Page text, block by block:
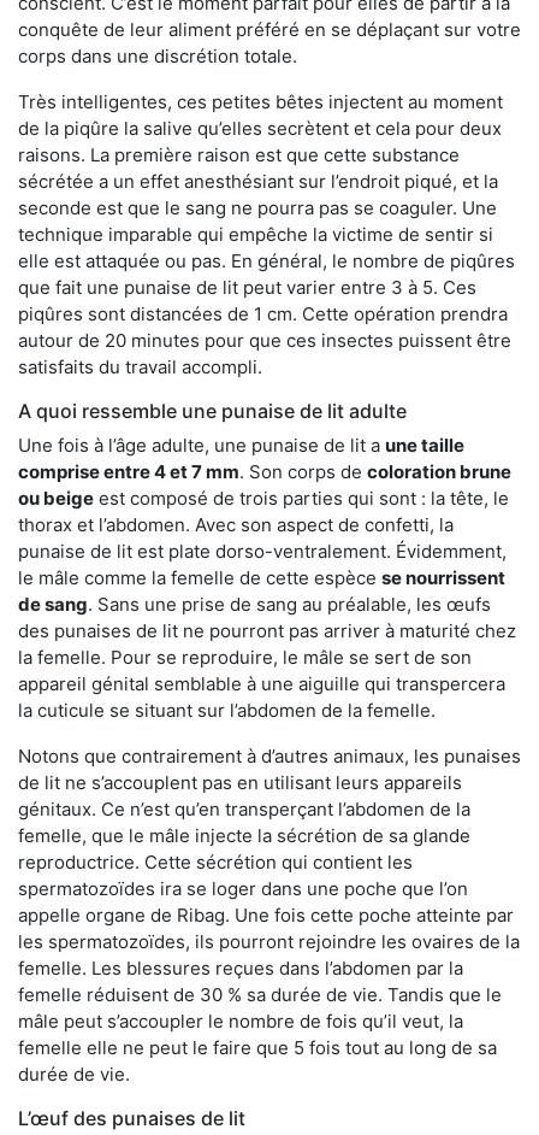
conquête de leur aliment préféré en se déplaçant sur votre
corps dans une discrétion totale.
Très intelligentes, ces petites bêtes injectent au moment
de la piqûre la salive qu’elles secrètent et cela pour deux
raisons. La première raison est que cette substance
sécrétée a un effet anesthésiant sur l’endroit piqué, et la
seconde est que le sang ne pourra pas se coaguler. Une
technique imparable qui empêche la victime de sentir si
elle est attaquée ou pas. En général, le nombre de piqûres
que fait une punaise de lit peut varier entre 3 à 5. Ces
piqûres sont distancées de 1 cm. Cette opération prendra
autour de 20 minutes pour que ces insectes puissent être
satisfaits du travail accompli.
A quoi ressemble une punaise de lit adulte
Une fois à l’âge adulte, une punaise de lit a une taille
comprise entre 4 et 7 mm. Son corps de coloration brune
ou beige est composé de trois parties qui sont : la tête, le
thorax et l’abdomen. Avec son aspect de confetti, la
punaise de lit est plate dorso-ventralement. Évidemment,
le mâle comme la femelle de cette espèce se nourrissent
de sang. Sans une prise de sang au préalable, les œufs
des punaises de lit ne pourront pas arriver à maturité chez
la femelle. Pour se reproduire, le mâle se sert de son
appareil génital semblable à une aiguille qui transpercera
la cuticule se situant sur l’abdomen de la femelle.
Notons que contrairement à d’autres animaux, les punaises
de lit ne s’accouplent pas en utilisant leurs appareils
génitaux. Ce n’est qu’en transperçant l’abdomen de la
femelle, que le mâle injecte la sécrétion de sa glande
reproductrice. Cette sécrétion qui contient les
spermatozoïdes ira se loger dans une poche que l’on
appelle organe de Ribag. Une fois cette poche atteinte par
les spermatozoïdes, ils pourront rejoindre les ovaires de la
femelle. Les blessures reçues dans l’abdomen par la
femelle réduisent de 30 % sa durée de vie. Tandis que le
mâle peut s’accoupler le nombre de fois qu’il veut, la
femelle elle ne peut le faire que 5 fois tout au long de sa
durée de vie.
L’œuf des punaises de lit